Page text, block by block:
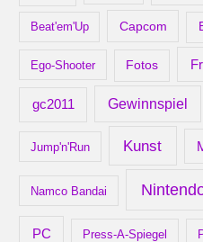
Beat'em'Up Capcom
Ego-Shooter Fotos
gc2011 Gewinnspiel
Jump'n'Run Kunst
Namco Bandai
PC Press-A-Spiegel